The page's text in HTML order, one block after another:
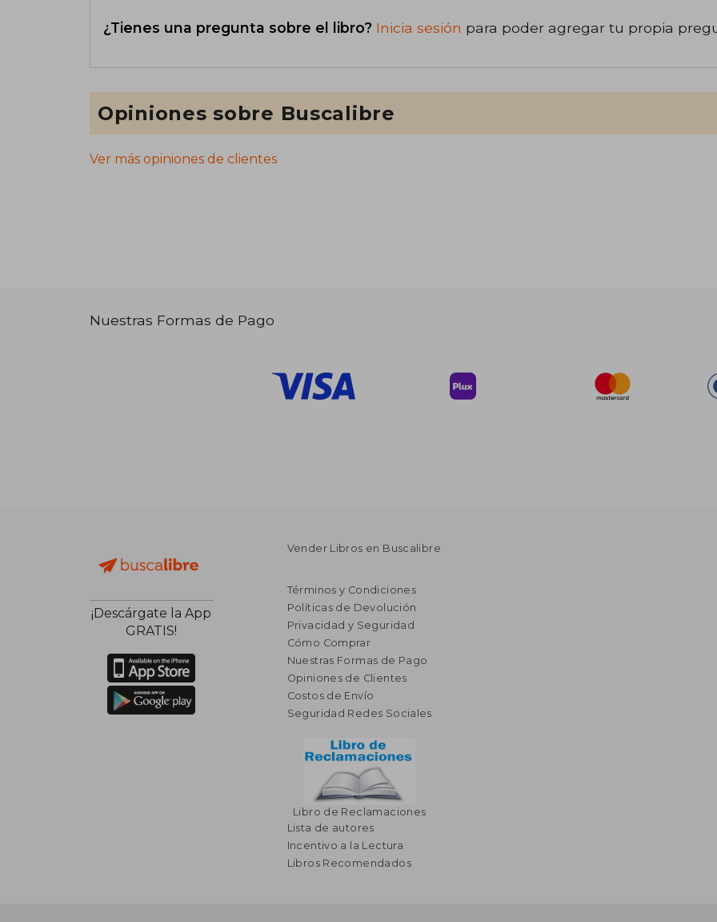
¿Tienes una pregunta sobre el libro? Inicia sesión para poder agregar tu propia
Opiniones sobre Buscalibre
Ver más opiniones de clientes
Nuestras Formas de Pago
¡Descárgate la App
GRATIS!
Vender Libros en Buscalibre
Términos y Condiciones
Políticas de Devolución
Privacidad y Seguridad
Cómo Comprar
Nuestras Formas de Pago
Opiniones de Clientes
Costos de Envío
Seguridad Redes Sociales
Libro de Reclamaciones
Lista de autores
Incentivo a la Lectura
Libros Recomendados